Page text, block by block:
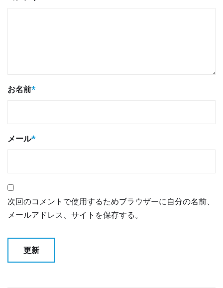
お名前*
メール*
次回のコメントで使用するためブラウザーに自分の名前、
メールアドレス、サイトを保存する。